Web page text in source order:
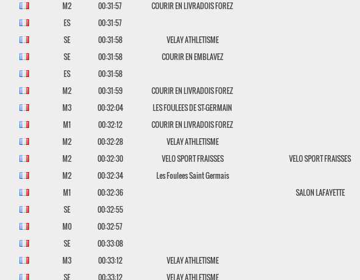
M2 00:31:57
COURIR EN LIVRADOIS FOREZ
ES
00:31:57
SE 00:31:58
VELAY ATHLETISME
SE 00:31:58
COURIR EN EMBLAVEZ
ES
00:31:58
M2 00:31:59
COURIR EN LIVRADOIS FOREZ
M3 00:32:04
LES FOULEES DE ST-GERMAIN
M1 00:32:12
COURIR EN LIVRADOIS FOREZ
M2 00:32:28
VELAY ATHLETISME
M2 00:32:30 VELO SPORT FRAISSES
VELO SPORT FRAISSES
M2 00:32:34
Les Foulees Saint Germais
M1 00:32:36
SALON LAFAYETTE
SE
00:32:55
M0
00:32:57
SE
00:33:08
M3 00:33:12
VELAY ATHLETISME
SE 00:33:12 VELAY ATHLETISME